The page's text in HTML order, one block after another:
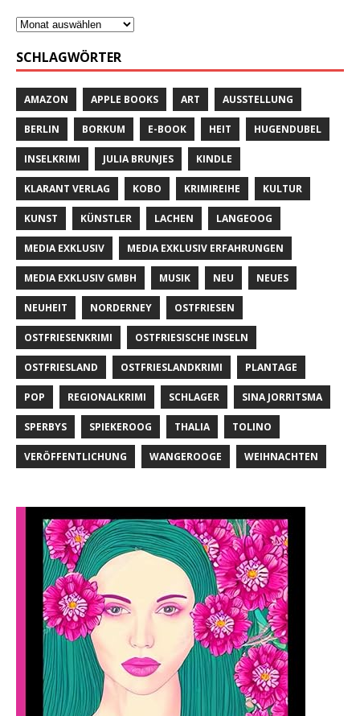
SCHLAGWÖRTER
AMAZON APPLE BOOKS ART AUSSTELLUNG
BERLIN BORKUM E-BOOK HEIT HUGENDUBEL
INSELKRIMI JULIA BRUNJES KINDLE
KLARANT VERLAG KOBO KRIMIREIHE KULTUR
KUNST KÜNSTLER LACHEN LANGEOOG
MEDIA EXKLUSIV MEDIA EXKLUSIV ERFAHRUNGEN
MEDIA EXKLUSIV GMBH MUSIK NEU NEUES
NEUHEIT NORDERNEY OSTFRIESEN
OSTFRIESENKRIMI OSTFRIESISCHE INSELN
OSTFRIESLAND OSTFRIESLANDKRIMI PLANTAGE
POP REGIONALKRIMI SCHLAGER SINA JORRITSMA
SPERBYS SPIEKEROOG THALIA TOLINO
VERÖFFENTLICHUNG WANGEROOGE WEIHNACHTEN